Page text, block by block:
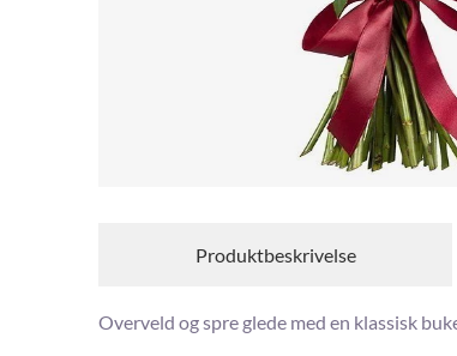
Produktbeskrivelse
Overveld og spre glede med en klassisk